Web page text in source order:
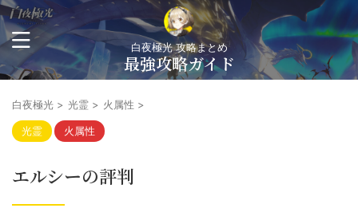
白夜極光 攻略まとめ
最強攻略ガイド
白夜極光 > 光霊 > 火属性 >
光霊 火属性
エルシーの評判